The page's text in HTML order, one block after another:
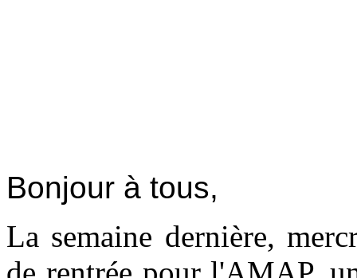
Bonjour à tous,
La semaine dernière,